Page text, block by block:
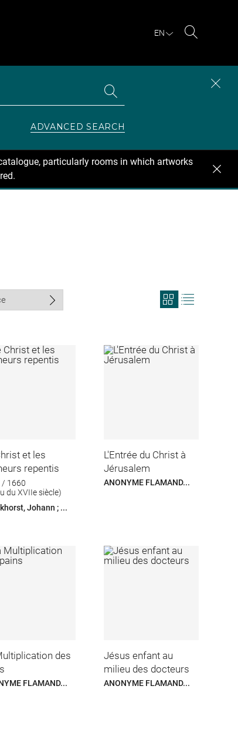
EN
ADVANCED SEARCH
particularly rooms in which artworks
View
search
format
et les
repentis
/ 1660
du XVIIe siècle)
Johann ; ...
L'Entrée du Christ à
Jérusalem
ANONYME FLAMAND...
des
FLAMAND...
Jésus enfant au
milieu des docteurs
ANONYME FLAMAND...